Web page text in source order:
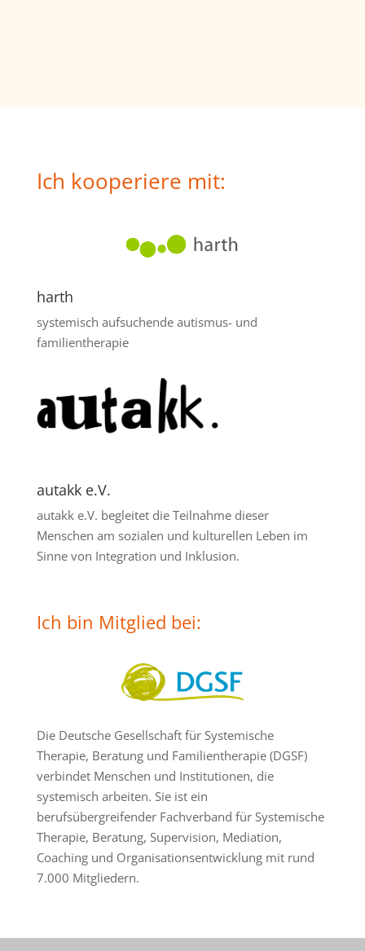
Ich kooperiere mit:
harth
systemisch aufsuchende autismus- und
familientherapie
autakk e.V.
autakk e.V. begleitet die Teilnahme dieser
Menschen am sozialen und kulturellen Leben im
Sinne von Integration und Inklusion.
Ich bin Mitglied bei:
Die Deutsche Gesellschaft für Systemische
Therapie, Beratung und Familientherapie (DGSF)
verbindet Menschen und Institutionen, die
systemisch arbeiten. Sie ist ein
berufsübergreifender Fachverband für Systemische
Therapie, Beratung, Supervision, Mediation,
Coaching und Organisationsentwicklung mit rund
7.000 Mitgliedern.